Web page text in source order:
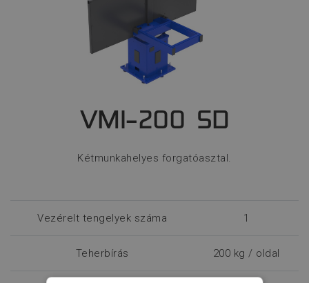
VMI-200 SD
Kétmunkahelyes forgatóasztal.
Vezérelt tengelyek száma 1
Teherbírás 200 kg / oldal